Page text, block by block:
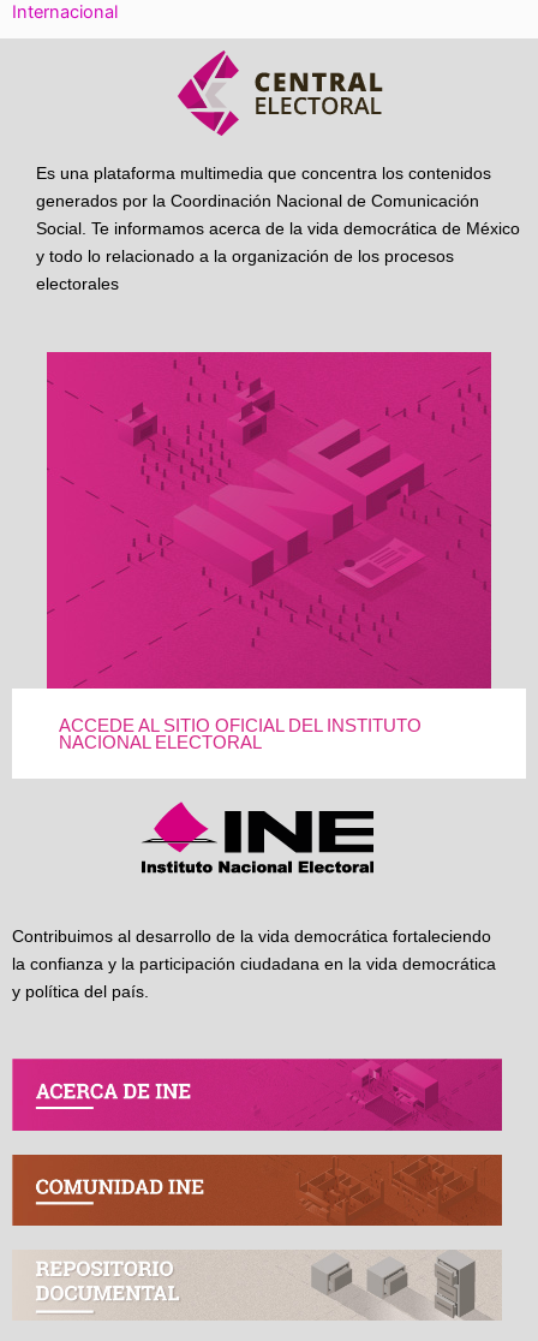
Internacional
Es una plataforma multimedia que concentra los contenidos
generados por la Coordinación Nacional de Comunicación
Social. Te informamos acerca de la vida democrática de México
y todo lo relacionado a la organización de los procesos
electorales
ACCEDE AL SITIO OFICIAL DEL INSTITUTO
NACIONAL ELECTORAL
Contribuimos al desarrollo de la vida democrática fortaleciendo
la confianza y la participación ciudadana en la vida democrática
y política del país.